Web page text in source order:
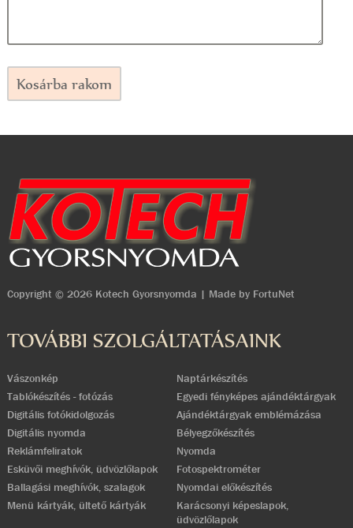
Kosárba rakom
Copyright © 2026 Kotech Gyorsnyomda | Made by FortuNet
TOVÁBBI SZOLGÁLTATÁSAINK
Vászonkép
Naptárkészítés
Tablókészítés - fotózás
Egyedi fényképes ajándéktárgyak
Digitális fotókidolgozás
Ajándéktárgyak emblémázása
Digitális nyomda
Bélyegzőkészítés
Reklámfeliratok
Nyomda
Esküvői meghívók, üdvözlőlapok
Fotospektrométer
Ballagási meghívók, szalagok
Nyomdai előkészítés
Menü kártyák, ültető kártyák
Karácsonyi képeslapok,
üdvözlőlapok